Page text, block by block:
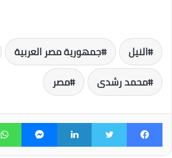
النيل جمهورية مصر العربية
محمد رشدى
مصر
فيسبوك لينكدإن ماسنجر